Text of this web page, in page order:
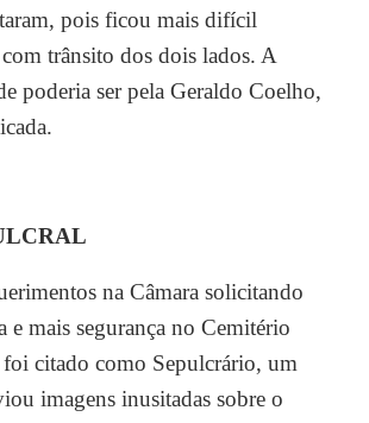
pois ficou mais difícil
com trânsito dos dois lados. A
poderia ser pela Geraldo Coelho,
na Câmara solicitando
e mais segurança no Cemitério
citado como Sepulcrário, um
imagens inusitadas sobre o